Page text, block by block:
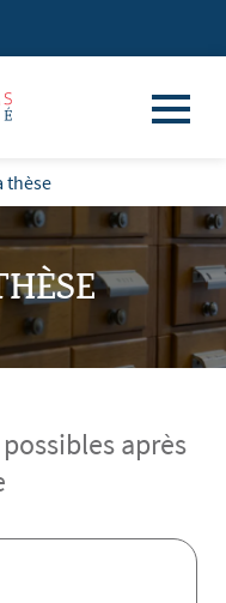
thèse
après